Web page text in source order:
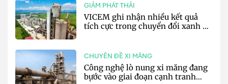
GIẢM PHÁT THẢI
VICEM ghi nhận nhiều kết quả
tích cực trong chuyển đổi xanh 6
CHUYÊN ĐỀ XI MĂNG
Công nghệ lò nung xi măng đang
bước vào giai đoạn cạnh tranh